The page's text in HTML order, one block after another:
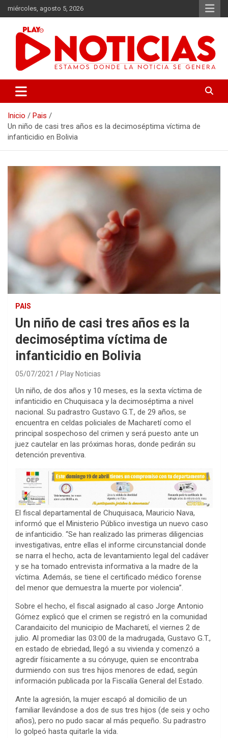
Saltar
al
contenido
miércoles, agosto 5, 2026
Play Noticias
Inicio
Pais
Un niño de casi tres años es la decimoséptima víctima de
infanticidio en Bolivia
PAIS
Un niño de casi tres años es la
decimoséptima víctima de
infanticidio en Bolivia
05/07/2021 Play Noticias
Un niño, de dos años y 10 meses, es la sexta víctima de
infanticidio en Chuquisaca y la decimoséptima a nivel
nacional. Su padrastro Gustavo G.T., de 29 años, se
encuentra en celdas policiales de Macharetí como el
principal sospechoso del crimen y será puesto ante un
juez cautelar en las próximas horas, donde pedirán su
detención preventiva.
El fiscal departamental de Chuquisaca, Mauricio Nava,
informó que el Ministerio Público investiga un nuevo caso
de infanticidio. “Se han realizado las primeras diligencias
investigativas, entre ellas el informe circunstancial donde
se narra el hecho, acta de levantamiento legal del cadáver
y se ha tomado entrevista informativa a la madre de la
víctima. Además, se tiene el certificado médico forense
del menor que demuestra la muerte por violencia”.
Sobre el hecho, el fiscal asignado al caso Jorge Antonio
Gómez explicó que el crimen se registró en la comunidad
Carandaicito del municipio de Macharetí, el viernes 2 de
julio. Al promediar las 03:00 de la madrugada, Gustavo G.T.,
en estado de ebriedad, llegó a su vivienda y comenzó a
agredir físicamente a su cónyuge, quien se encontraba
durmiendo con sus tres hijos menores de edad, según
información publicada por la Fiscalía General del Estado.
Ante la agresión, la mujer escapó al domicilio de un
familiar llevándose a dos de sus tres hijos (de seis y ocho
años), pero no pudo sacar al más pequeño. Su padrastro
lo golpeó hasta quitarle la vida.